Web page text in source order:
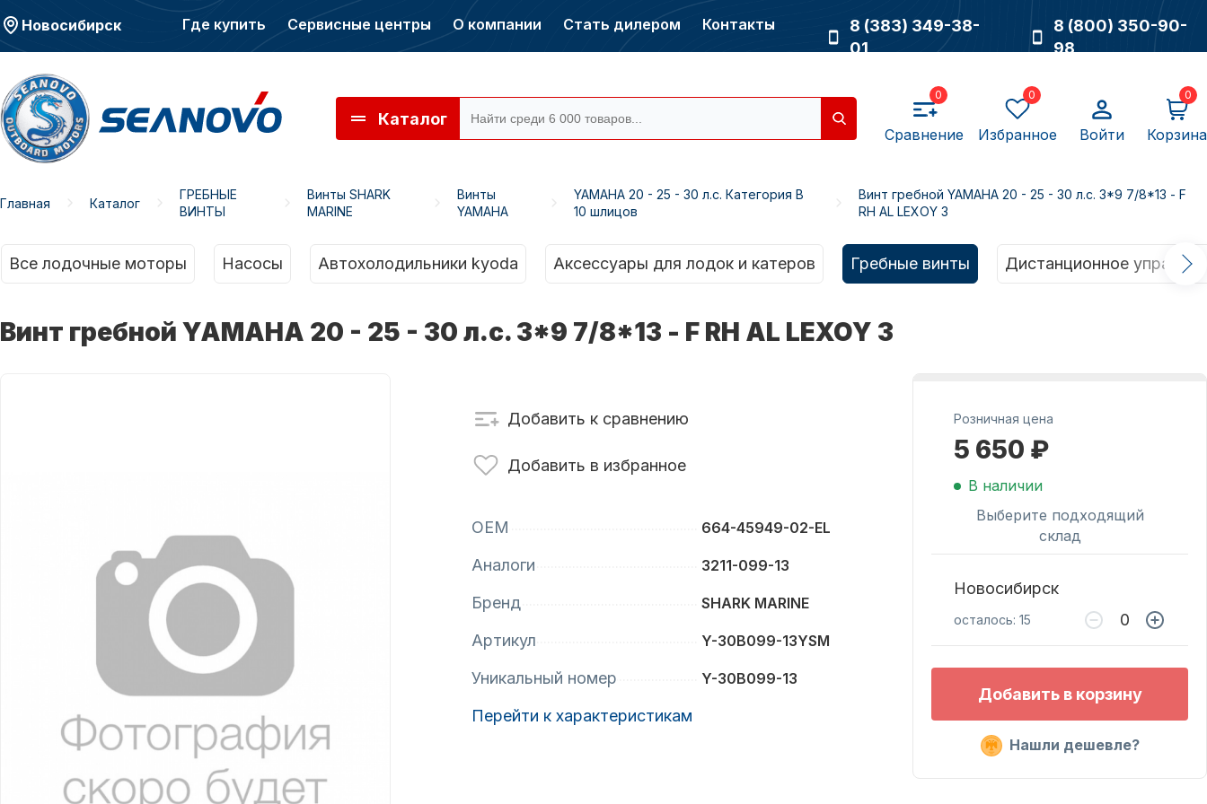
Новосибирск Где купить Сервисные центры О компании Стать дилером Контакты
8 (383) 349-38-
01
8 (800) 350-90-
98
Каталог
0
Сравнение
0
Избранное Войти
0
Корзина
Запчасти для ПЛМ
Масла для лодочных
моторов
Автохолодильник
Дистанционное
Аксессуары для
для лодочных
моторов
Главная Каталог
ГРЕБНЫЕ
ВИНТЫ
Винты SHARK
MARINE
Винты
YAMAHA
YAMAHA 20 - 25 - 30 л.с. Категория B
10 шлицов
Винт гребной YAMAHA 20 - 25 - 30 л.с. 3*9 7/8*13 - F
RH AL LEXOY 3
Все лодочные моторы Насосы Автохолодильники kyoda Аксессуары для лодок и катеров Гребные винты Дистанционное
Винт гребной YAMAHA 20 - 25 - 30 л.с. 3*9 7/8*13 - F RH AL LEXOY 3
Добавить к сравнению
Добавить в избранное
OEM 664-45949-02-EL
Аналоги 3211-099-13
Бренд SHARK MARINE
Артикул Y-30B099-13YSM
Уникальный номер Y-30B099-13
Перейти к характеристикам
Розничная цена
5 650 ₽
В наличии
Выберите подходящий
склад
Новосибирск
осталось: 15
Добавить в корзину
Нашли дешевле?